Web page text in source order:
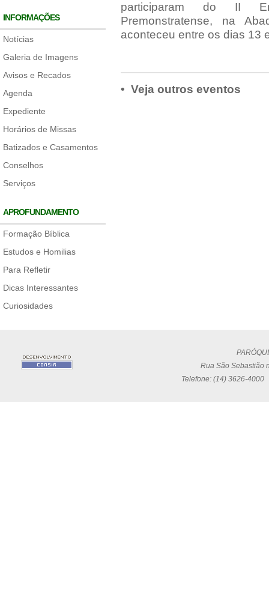
INFORMAÇÕES
Notícias
Galeria de Imagens
Avisos e Recados
Agenda
Expediente
Horários de Missas
Batizados e Casamentos
Conselhos
Serviços
APROFUNDAMENTO
Formação Bíblica
Estudos e Homilias
Para Refletir
Dicas Interessantes
Curiosidades
participaram do II
Premonstratense, na
aconteceu entre os dias 13
• Veja outros eventos
Rua São Sebastião
Telefone: (14) 3626-